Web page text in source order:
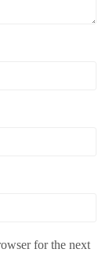
for the next